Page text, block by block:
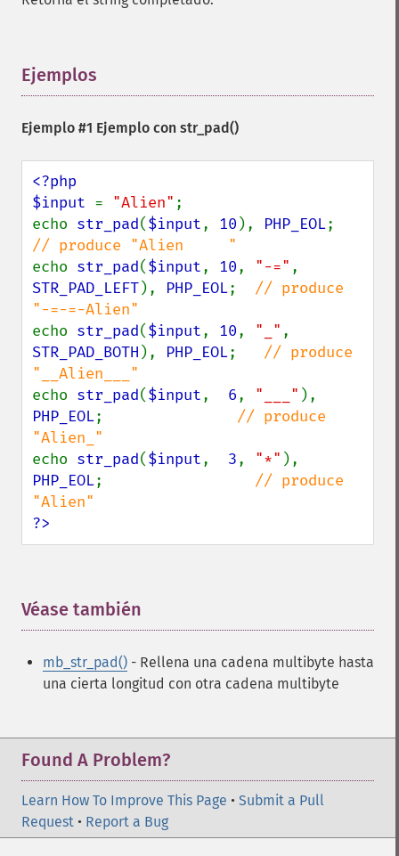
Ejemplos
Ejemplo #1 Ejemplo con str_pad()
<?php
$input = "Alien" ;
echo str_pad($input, 10 ), PHP_EOL
echo str_pad($input, 10, "-="
STR_PAD_LEFT), PHP_EOL; // produce
echo str_pad($input, 10, "_"
STR_PAD_BOTH ), PHP_EOL; // produce
echo str_pad($input, 6, "___"
PHP_EOL; // produce
echo str_pad($input, 3, "*"
PHP_EOL; // produce
?>
Véase también
mb_str_pad() - Rellena una cadena multibyte hasta
una cierta longitud con otra cadena multibyte
Found A Problem?
Learn How To Improve This Page • Submit a Pull
Request • Report a Bug